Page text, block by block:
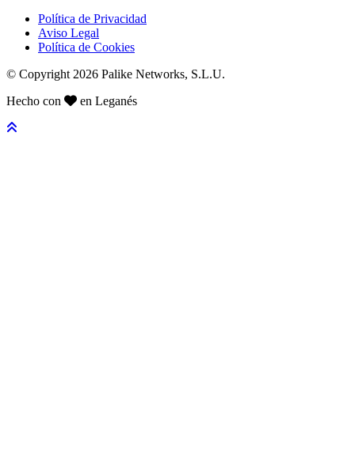
Política de Privacidad
Aviso Legal
Política de Cookies
© Copyright 2026 Palike Networks, S.L.U.
Hecho con
en Leganés